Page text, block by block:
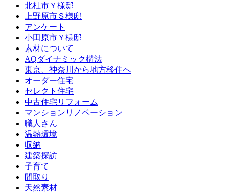
北杜市Ｙ様邸
上野原市Ｓ様邸
アンケート
小田原市Ｙ様邸
素材について
AQダイナミック構法
東京、神奈川から地方移住へ
オーダー住宅
セレクト住宅
中古住宅リフォーム
マンションリノベーション
職人さん
温熱環境
収納
建築探訪
子育て
間取り
天然素材